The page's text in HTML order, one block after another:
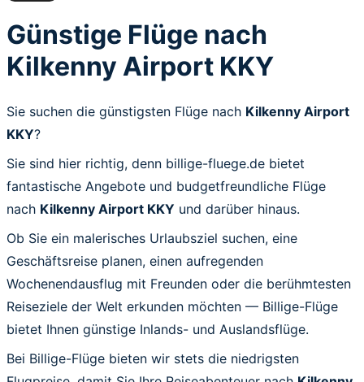
Günstige Flüge nach
Kilkenny Airport KKY
Sie suchen die günstigsten Flüge nach Kilkenny Airport
KKY?
Sie sind hier richtig, denn billige-fluege.de bietet
fantastische Angebote und budgetfreundliche Flüge
nach Kilkenny Airport KKY und darüber hinaus.
Ob Sie ein malerisches Urlaubsziel suchen, eine
Geschäftsreise planen, einen aufregenden
Wochenendausflug mit Freunden oder die berühmtesten
Reiseziele der Welt erkunden möchten — Billige-Flüge
bietet Ihnen günstige Inlands- und Auslandsflüge.
Bei Billige-Flüge bieten wir stets die niedrigsten